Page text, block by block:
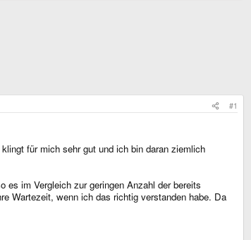
#1
für mich sehr gut und ich bin daran ziemlich
es im Vergleich zur geringen Anzahl der bereits
Wartezeit, wenn ich das richtig verstanden habe. Da